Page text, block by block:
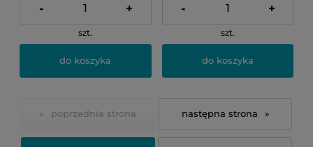
- +
szt.
do koszyka
- +
szt.
do koszyka
« »